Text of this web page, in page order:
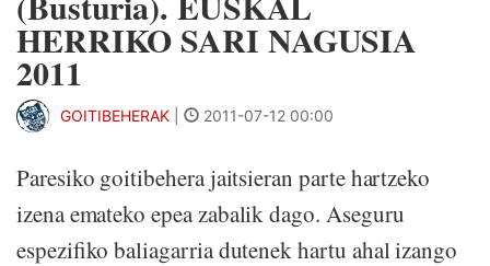
HERRIKO SARI NAGUSIA
2011
GOITIBEHERAK 2011-07-12 00:00
Paresiko goitibehera jaitsieran parte hartzeko
izena emateko epea zabalik dago. Aseguru
espezifiko baliagarria dutenek hartu ahal izango